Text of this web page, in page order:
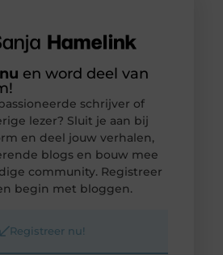
en word deel van
schrijver of
lezer? Sluit je aan bij
en deel jouw verhalen,
blogs en bouw mee
community. Registreer
begin met bloggen.
Registreer nu!